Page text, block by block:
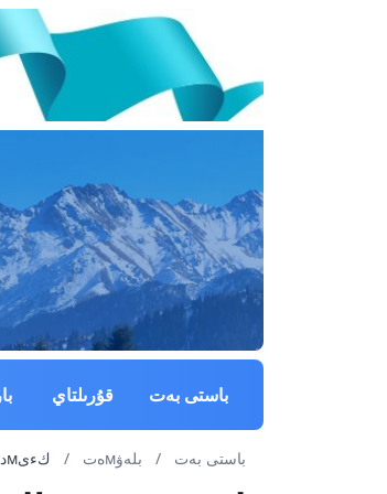
باستى بەت قۇرىلتاي
باستى بەت / بلەۋмەت / كءىмدەر ۆاكцينا سالدىرмايدى?